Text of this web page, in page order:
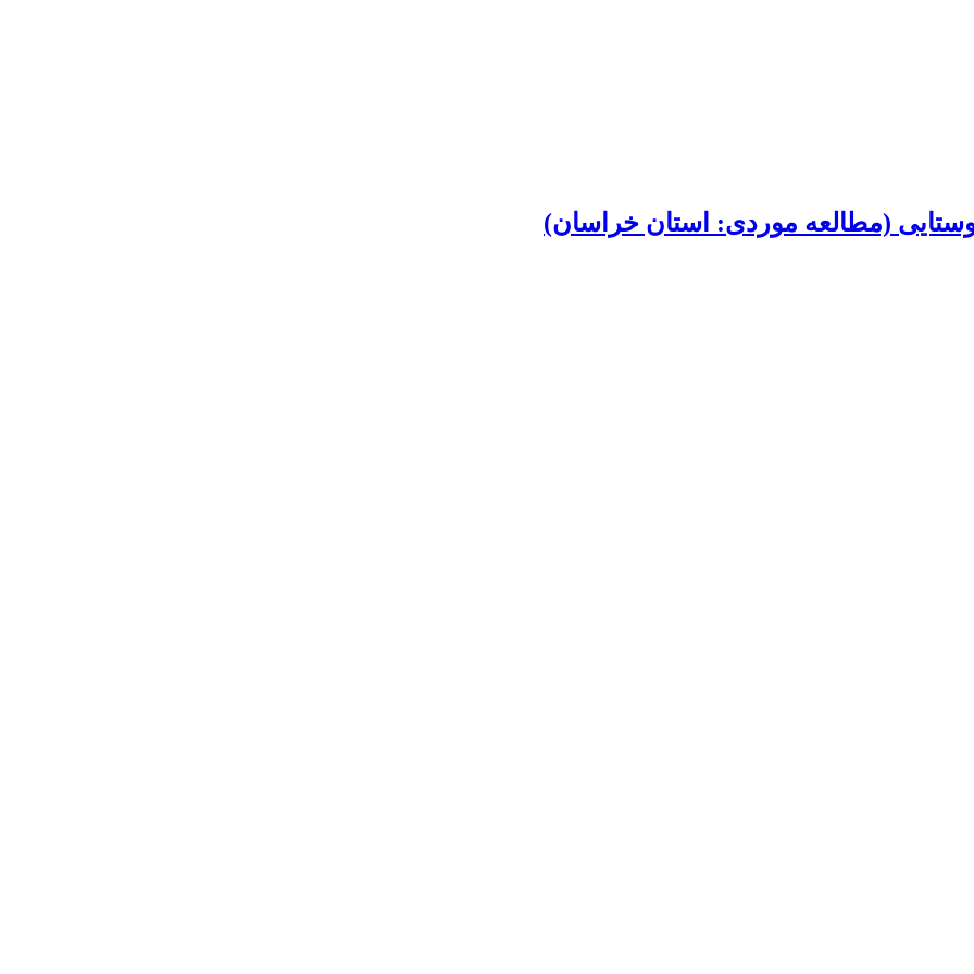
(مطالعه موردی: استان خراسان)